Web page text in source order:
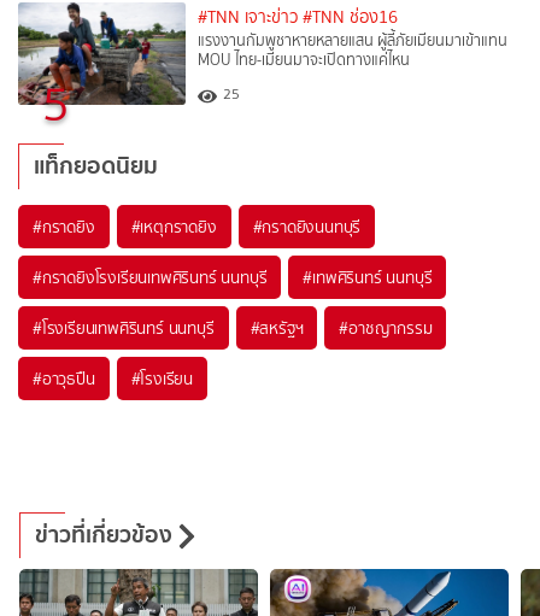
5
#TNN เจาะข่าว #TNN ช่อง16
แรงงานกัมพูชาหายหลายแสน ผู้ลี้ภัยเมียนมาเข้าแทน
MOU ไทย-เมียนมาจะเปิดทางแค่ไหน
25
แท็กยอดนิยม
#กราดยิง #เหตุกราดยิง #กราดยิงนนทบุรี
#กราดยิงโรงเรียนเทพศิรินทร์ นนทบุรี #เทพศิรินทร์ นนทบุรี
#โรงเรียนเทพศิรินทร์ นนทบุรี #สหรัฐฯ #อาชญากรรม
#อาวุธปืน #โรงเรียน
ข่าวที่เกี่ยวข้อง